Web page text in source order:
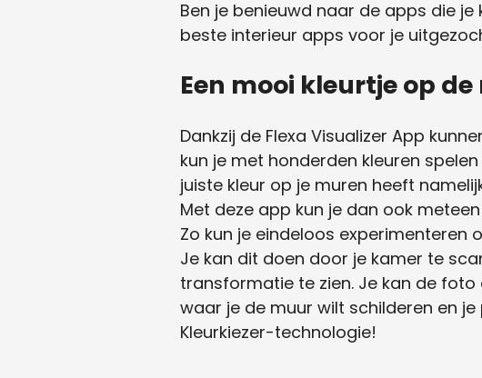
Ben je benieuwd naar de apps die
beste interieur apps voor je
Een mooi kleurtje op
Dankzij de Flexa Visualizer App
kun je met honderden kleuren
juiste kleur op je muren heeft
Met deze app kun je dan ook
Zo kun je eindeloos experimenteren
Je kan dit doen door je kamer te
transformatie te zien. Je kan de foto
waar je de muur wilt schilderen en
Kleurkiezer-technologie!